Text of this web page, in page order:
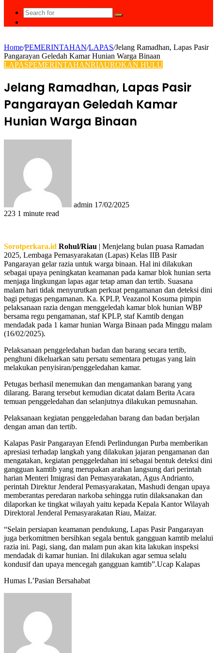
Search
for
Home/PEMERINTAHAN/LAPAS/Jelang Ramadhan, Lapas Pasir
Pangarayan Geledah Kamar Hunian Warga Binaan
LAPASPEMERINTAHANRIAUROKAN HULU
Jelang Ramadhan, Lapas Pasir
Pangarayan Geledah Kamar
Hunian Warga Binaan
admin 17/02/2025
223 1 minute read
Sorotperkara.id Rohul/Riau | Menjelang bulan puasa Ramadan
2025, Lembaga Pemasyarakatan (Lapas) Kelas IIB Pasir
Pangarayan gelar razia untuk warga binaan. Hal ini dilakukan
sebagai upaya peningkatan keamanan pada kamar blok hunian serta
menjaga lingkungan lapas agar tetap aman dan tertib. Suasana
malam hari tidak menyurutkan perkuat pengamanan dan deteksi dini
bagi petugas pengamanan. Ka. KPLP, Veazanol Kosuma pimpin
pelaksanaan razia dengan menggeledah kamar blok hunian WBP
bersama regu pengamanan, staf KPLP, staf Kamtib dengan
mendadak pada 1 kamar hunian Warga Binaan pada Minggu malam
(16/02/2025).
Pelaksanaan penggeledahan badan dan barang secara tertib,
penghuni dikeluarkan satu persatu sementara petugas yang lain
melakukan penyisiran/penggeledahan kamar.
Petugas berhasil menemukan dan mengamankan barang yang
dilarang. Barang tersebut kemudian dicatat dalam Berita Acara
temuan penggeledahan dan selanjutnya dilakukan pemusnahan.
Pelaksanaan kegiatan penggeledahan barang dan badan berjalan
dengan aman dan tertib.
Kalapas Pasir Pangarayan Efendi Perlindungan Purba memberikan
apresiasi terhadap langkah yang dilakukan jajaran pengamanan dan
mengatakan, kegiatan penggeledahan ini sebagai bentuk deteksi dini
gangguan kamtib yang merupakan arahan langsung dari perintah
harian Menteri Imigrasi dan Pemasyarakatan, Agus Andrianto,
perintah Direktur Jenderal Pemasyarakatan, Mashudi dengan upaya
memberantas peredaran narkoba sehingga rutin dilaksanakan dan
dilaporkan ke tingkat wilayah yaitu kepada Kepala Kantor Wilayah
Direktoral Jenderal Pemasyarakatan Riau, Maizar.
“Selain persiapan keamanan pendukung, Lapas Pasir Pangarayan
juga berkomitmen bersihkan segala bentuk gangguan kamtib melalui
razia ini. Pagi, siang, dan malam pun akan kita lakukan inspeksi
mendadak di kamar hunian. Ini dilakukan agar semua selalu
kondusif dan upaya mencegah gangguan kamtib”.Ucap Kalapas
Humas L’Pasian Bersahabat